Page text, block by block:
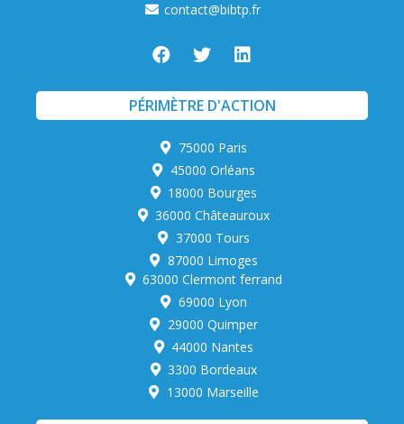
contact@bibtp.fr
PÉRIMÈTRE D'ACTION
75000 Paris
45000 Orléans
18000 Bourges
36000 Châteauroux
37000 Tours
87000 Limoges
63000 Clermont ferrand
69000 Lyon
29000 Quimper
44000 Nantes
3300 Bordeaux
13000 Marseille